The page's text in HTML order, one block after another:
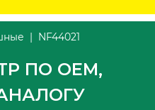
NF44021
ПО OEM,